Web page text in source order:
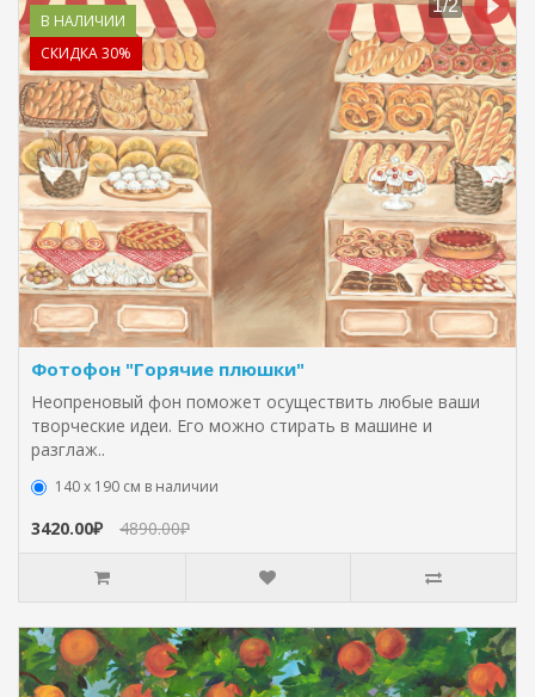
В НАЛИЧИИ
СКИДКА 30%
Фотофон "Горячие плюшки"
Неопреновый фон поможет осуществить любые ваши
творческие идеи. Его можно стирать в машине и
разглаж..
140 х 190 см в наличии
3420.00₽ 4890.00₽